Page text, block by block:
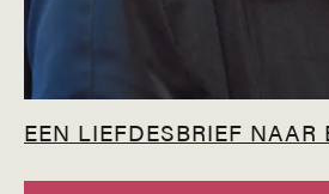
EEN LIEFDESBRIEF NAAR